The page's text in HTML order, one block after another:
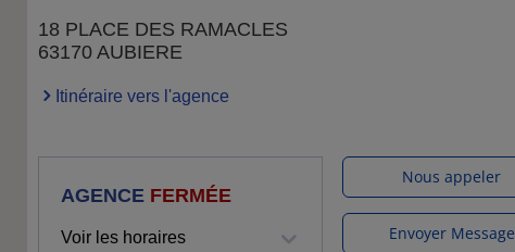
18 PLACE DES RAMACLES
63170 AUBIERE
Itinéraire vers l'agence
AGENCE FERMÉE
Voir les horaires
Nous appeler
Envoyer Message